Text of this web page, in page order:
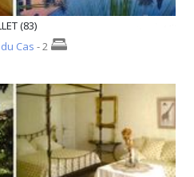
(83)
Cas - 2